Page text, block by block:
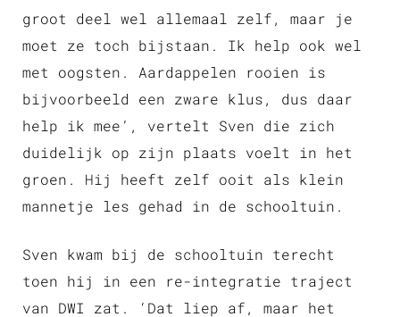
groot deel wel allemaal zelf, maar je
moet ze toch bijstaan. Ik help ook wel
met oogsten. Aardappelen rooien is
bijvoorbeeld een zware klus, dus daar
help ik mee’, vertelt Sven die zich
duidelijk op zijn plaats voelt in het
groen. Hij heeft zelf ooit als klein
mannetje les gehad in de schooltuin.
Sven kwam bij de schooltuin terecht
toen hij in een re-integratie traject
van DWI zat. ‘Dat liep af, maar het